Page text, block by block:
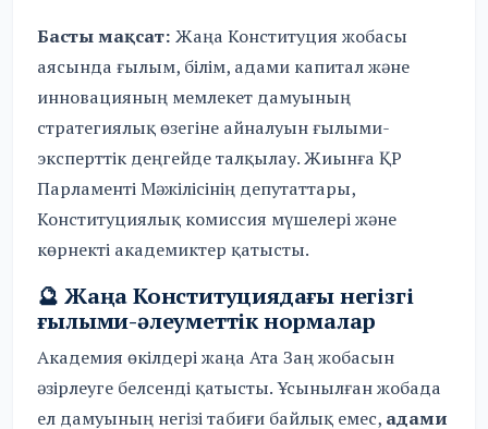
Басты мақсат: Жаңа Конституция жобасы
аясында ғылым, білім, адами капитал және
инновацияның мемлекет дамуының
стратегиялық өзегіне айналуын ғылыми-
эксперттік деңгейде талқылау. Жиынға ҚР
Парламенті Мәжілісінің депутаттары,
Конституциялық комиссия мүшелері және
көрнекті академиктер қатысты.
🔮 Жаңа Конституциядағы негізгі
ғылыми-әлеуметтік нормалар
Академия өкілдері жаңа Ата Заң жобасын
әзірлеуге белсенді қатысты. Ұсынылған жобада
ел дамуының негізі табиғи байлық емес, адами